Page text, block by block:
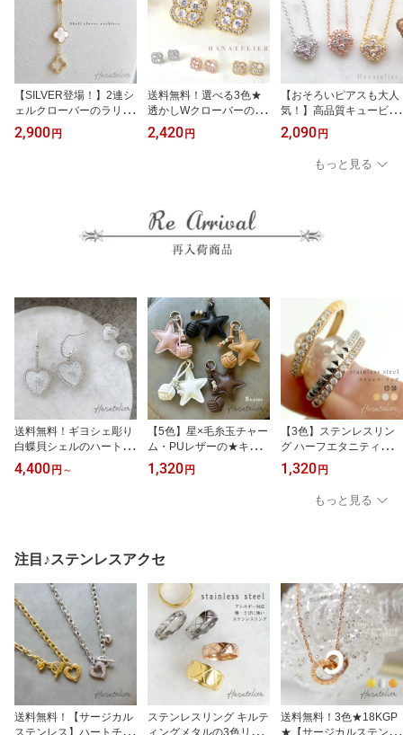
【SILVER登場！】2連シ
ェルクローバーのラリエ
ットネックレス・スライ
ドボールで調節自在（ne
2,900 円
送料無料！選べる3色★
透かしWクローバーのキ
ュービックジルコニアピ
アスpie075【ノンホール
2,420 円
【おそろいピアスも大人
気！】高品質キュービッ
クジルコニア使用★透か
しWクローバーのショー
トネックレスnec041
2,090 円
もっと見る
送料無料！ギヨシェ彫り
白蝶貝シェルのハートピ
アス＆フープピアスpie1
85 ホワイトシェル マ
4,400 円 ～
【5色】星×毛糸玉チャー
ム・PUレザーの★キー
ホルダーacc08 【定形
外配送】 レザー製 P
1,320 円
【3色】ステンレスリン
グ ハーフエタニティ＆ス
タッズ 細華奢デザインr
in036 アレルギー対応
リング11号14号 ゴール
ド ピンクゴールド シル
1,320 円
もっと見る
注目♪ステンレスアクセ
送料無料！【サージカル
ステンレス】ハートチャ
ステンレスリング キルテ
ィングメタルの3色リン
送料無料！3色★18KGP
★【サージカルステンレ